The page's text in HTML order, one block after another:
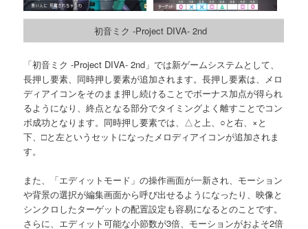
初音ミク -Project DIVA- 2nd
「初音ミク -Project DIVA- 2nd」では新ゲームシステムとして、
長押し要素、同時押し要素が追加されます。長押し要素は、メロ
ディアイコンをそのまま押し続けることでボーナス加点が得られ
るようになり、終点となる部分でタイミングよく離すことでコン
ボ成功となります。同時押し要素では、△と上、○と右、×と
下、□と左というセットになったメロディアイコンが追加されま
す。
また、「エディットモード」の操作画面が一新され、モーション
や背景の選択が編集画面から呼び出せるようになったり、映像と
シンクロしたターゲットの配置設定も容易になるとのことです。
さらに、エディット可能な小節数が3倍、モーションがおよそ2倍